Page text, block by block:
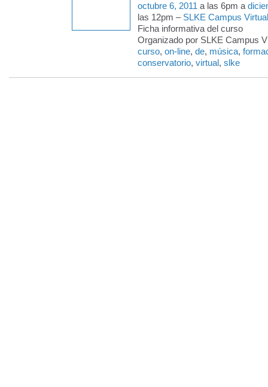
octubre 6, 2011 a las 6pm a
las 12pm – SLKE Campus Virtual
Ficha informativa del curso
Organizado por SLKE Campus
curso, on-line, de, música,
conservatorio, virtual, slke